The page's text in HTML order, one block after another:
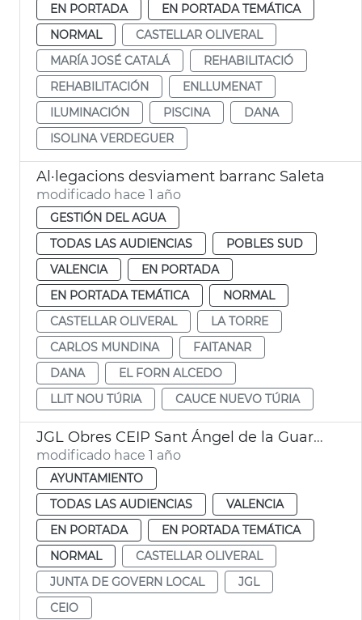
EN PORTADA
EN PORTADA TEMÁTICA
NORMAL
CASTELLAR OLIVERAL
MARÍA JOSÉ CATALÁ
REHABILITACIÓ
REHABILITACIÓN
ENLLUMENAT
ILUMINACIÓN
PISCINA
DANA
ISOLINA VERDEGUER
Al·legacions desviament barranc Saleta
modificado hace 1 año
GESTIÓN DEL AGUA
TODAS LAS AUDIENCIAS
POBLES SUD
VALENCIA
EN PORTADA
EN PORTADA TEMÁTICA
NORMAL
CASTELLAR OLIVERAL
LA TORRE
CARLOS MUNDINA
FAITANAR
DANA
EL FORN ALCEDO
LLIT NOU TÚRIA
CAUCE NUEVO TÚRIA
JGL Obres CEIP Sant Ángel de la Guarda
modificado hace 1 año
AYUNTAMIENTO
TODAS LAS AUDIENCIAS
VALENCIA
EN PORTADA
EN PORTADA TEMÁTICA
NORMAL
CASTELLAR OLIVERAL
JUNTA DE GOVERN LOCAL
JGL
CEIO